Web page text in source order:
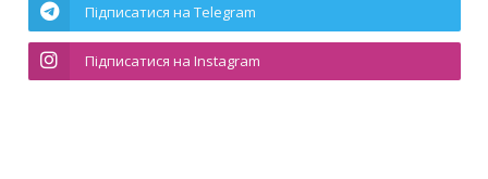
Підписатися на Telegram
Підписатися на Instagram